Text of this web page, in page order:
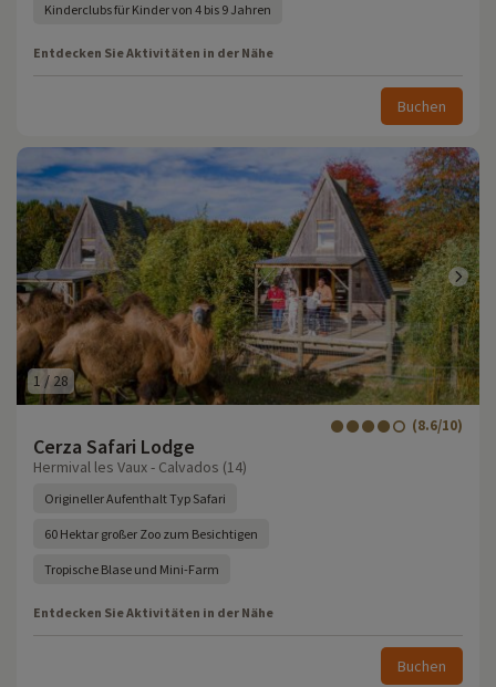
Kinderclubs für Kinder von 4 bis 9 Jahren
Entdecken Sie Aktivitäten in der Nähe
Buchen
1 /28
Cerza Safari Lodge
(8.6/10)
Hermival les Vaux - Calvados (14)
Origineller Aufenthalt Typ Safari
60 Hektar großer Zoo zum Besichtigen
Tropische Blase und Mini-Farm
Entdecken Sie Aktivitäten in der Nähe
Buchen